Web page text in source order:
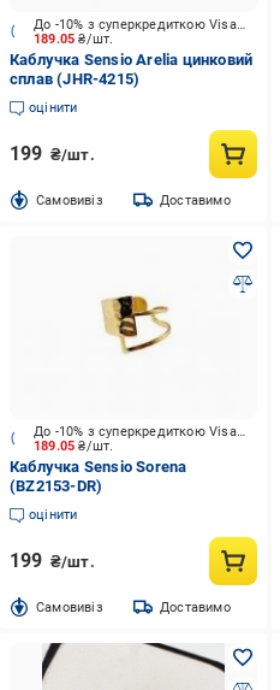
189.05₴/шт.
До -10% з суперкредиткою Visa Вигода
Каблучка Sensio Arelia цинковий
сплав (JHR-4215)
оцінити
199 ₴/шт.
Cамовивіз Доставимо
189.05₴/шт.
До -10% з суперкредиткою Visa Вигода
Каблучка Sensio Sorena
(BZ2153-DR)
оцінити
199 ₴/шт.
Cамовивіз Доставимо